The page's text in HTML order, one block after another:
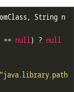
String n
==
null) ? null
"java.library.path